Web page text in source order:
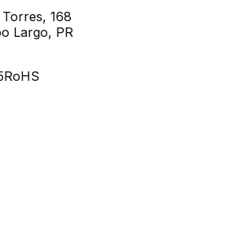
168
Largo, PR
RoHS